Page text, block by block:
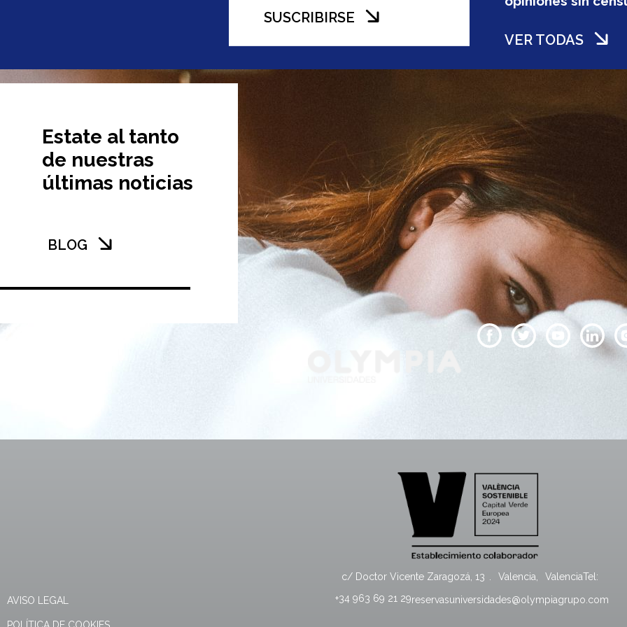
SUSCRIBIRSE
VER TODAS
Estate al tanto
de nuestras
últimas noticias
BLOG
AVISO LEGAL
c/ Doctor Vicente Zaragozá, 13 . Valencia, ValenciaTel:
+34 963 69 21 29reservasuniversidades@olympiagrupo.com